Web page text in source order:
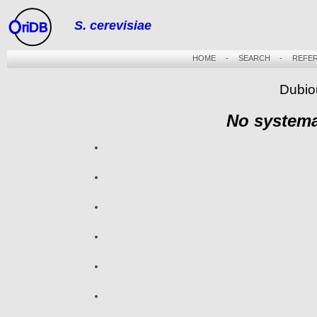
riDB S. cerevisiae
HOME- SEARCH -
No